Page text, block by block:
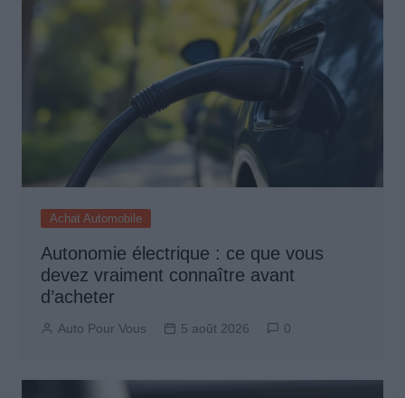
Achat Automobile
Autonomie électrique : ce que vous
devez vraiment connaître avant
d’acheter
Auto Pour Vous 5 août 2026 0